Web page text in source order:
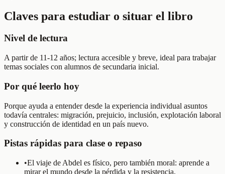
Claves para estudiar o situar el libro
Nivel de lectura
A partir de 11-12 años; lectura accesible y breve, ideal para trabajar
temas sociales con alumnos de secundaria inicial.
Por qué leerlo hoy
Porque ayuda a entender desde la experiencia individual asuntos
todavía centrales: migración, prejuicio, inclusión, explotación laboral
y construcción de identidad en un país nuevo.
Pistas rápidas para clase o repaso
•El viaje de Abdel es físico, pero también moral: aprende a
mirar el mundo desde la pérdida y la resistencia.